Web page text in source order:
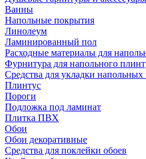
Ванны
Напольные покрытия
Линолеум
Ламинированный пол
Расходные материалы для
Фурнитура для напольного
Средства для укладки
Плинтус
Пороги
Подложка под ламинат
Плитка ПВХ
Обои
Обои декоративные
Средства для поклейки обоев